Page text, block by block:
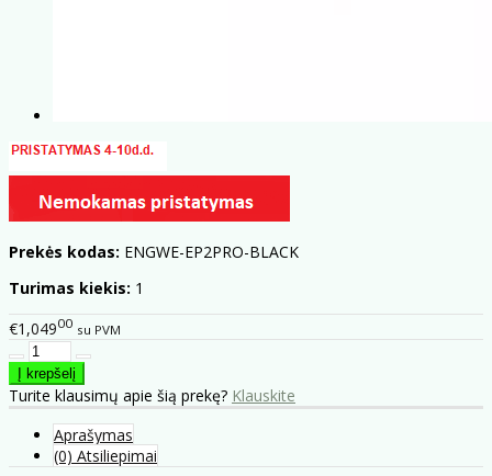
Prekės kodas: ENGWE-EP2PRO-BLACK
Turimas kiekis: 1
€1,04900 su PVM
Turite klausimų apie šią prekę? Klauskite
Aprašymas
(0) Atsiliepimai